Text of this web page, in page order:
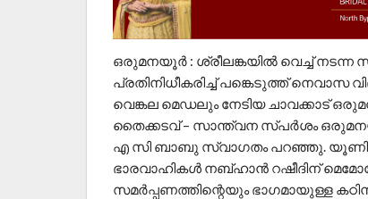
ഒരുമനയൂർ : ശ്രീലങ്കയിൽ വെച്ച്
പ്രതിനിധീകരിച്ച് പങ്കെടുത്ത് നെവാസ
വെങ്കല മെഡലും നേടിയ ചാവക്കാട്
തൈക്കടവ് – സാന്ത്വന സ്പർശം
എ സി ബാബു സ്വാഗതം പറഞ്ഞു.
ഭാരവാഹികൾ നബ്ഹാൻ റഷീദിന്
സമർപ്പണത്തിന്റെയും ഭാഗമായുള്ള